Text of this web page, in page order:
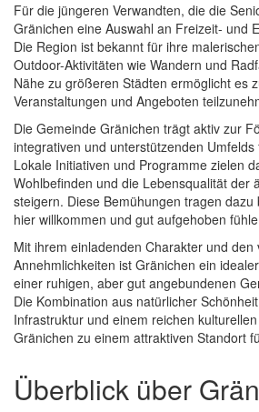
Für die jüngeren Verwandten, die die
Gränichen eine Auswahl an Freizeit- und
Die Region ist bekannt für ihre
Outdoor-Aktivitäten wie Wandern und
Nähe zu größeren Städten ermöglicht es
Veranstaltungen und Angeboten
Die Gemeinde Gränichen trägt aktiv zur
integrativen und unterstützenden Umfelds
Lokale Initiativen und Programme zielen
Wohlbefinden und die Lebensqualität der
steigern. Diese Bemühungen tragen dazu
hier willkommen und gut aufgehoben
Mit ihrem einladenden Charakter und den
Annehmlichkeiten ist Gränichen ein
einer ruhigen, aber gut angebundenen
Die Kombination aus natürlicher
Infrastruktur und einem reichen
Gränichen zu einem attraktiven Standort
Überblick über